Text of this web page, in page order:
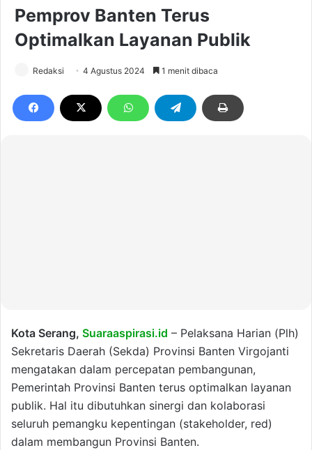
Pemprov Banten Terus
Optimalkan Layanan Publik
Redaksi 4 Agustus 2024 1 menit dibaca
Kota Serang, Suaraaspirasi.id – Pelaksana Harian (Plh)
Sekretaris Daerah (Sekda) Provinsi Banten Virgojanti
mengatakan dalam percepatan pembangunan,
Pemerintah Provinsi Banten terus optimalkan layanan
publik. Hal itu dibutuhkan sinergi dan kolaborasi
seluruh pemangku kepentingan (stakeholder, red)
dalam membangun Provinsi Banten.